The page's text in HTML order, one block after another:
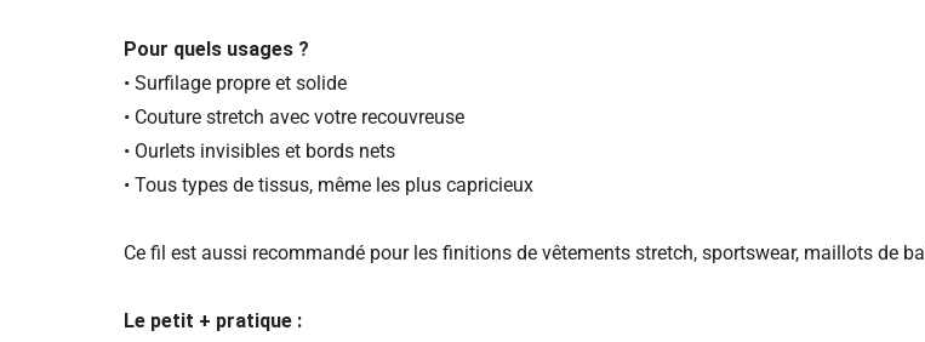
Pour quels usages ?
• Surfilage propre et solide
• Couture stretch avec votre recouvreuse
• Ourlets invisibles et bords nets
• Tous types de tissus, même les plus capricieux
Ce fil est aussi recommandé pour les finitions de vêtements stretch, sportswear, maillots de
Le petit + pratique :